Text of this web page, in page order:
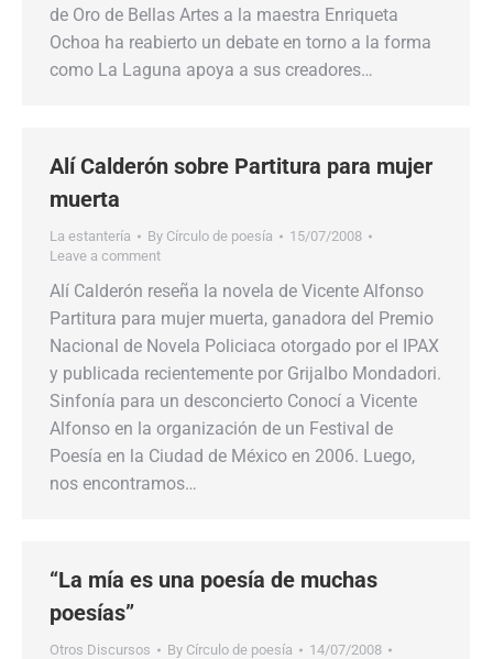
de Oro de Bellas Artes a la maestra Enriqueta
Ochoa ha reabierto un debate en torno a la forma
como La Laguna apoya a sus creadores…
Alí Calderón sobre Partitura para mujer
muerta
La estantería By Círculo de poesía
15/07/2008
Leave a comment
Alí Calderón reseña la novela de Vicente Alfonso
Partitura para mujer muerta, ganadora del Premio
Nacional de Novela Policiaca otorgado por el IPAX
y publicada recientemente por Grijalbo Mondadori.
Sinfonía para un desconcierto Conocí a Vicente
Alfonso en la organización de un Festival de
Poesía en la Ciudad de México en 2006. Luego,
nos encontramos…
“La mía es una poesía de muchas
poesías”
Otros Discursos By Círculo de poesía
14/07/2008